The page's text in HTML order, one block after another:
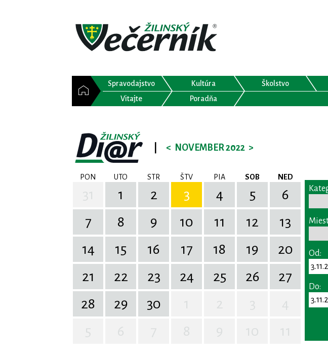
Spravodajstvo Kultúra Školstvo
Vitajte
Poradňa
< NOVEMBER 2022 >
PON UTO STR ŠTV PIA SOB NED
1 2 3 4 5
6
7
8 9 10 11 12
13
14
15 16 17 18 19
20
21
22 23 24 25 26
27
28
29 30
Od:
Do: